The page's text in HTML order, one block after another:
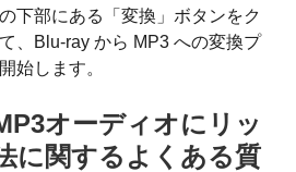
下部にある「変換」ボタンをク
、Blu-ray から MP3 への変換プ
始します。
オーディオにリッ
に関するよくある質